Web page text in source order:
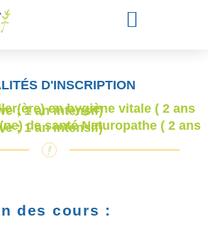
D'INSCRIPTION
en hygiène vitale ( 2 ans
; 1 an intensif)
de santé Naturopathe ( 2 ans
; 1 an intensif)
des cours :